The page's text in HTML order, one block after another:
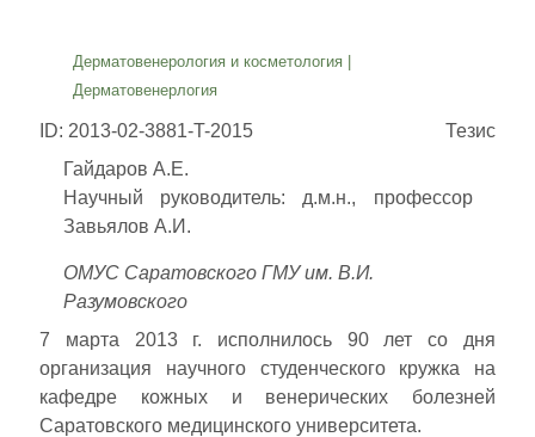
Дерматовенерология и косметология
Дерматовенерлогия
ID: 2013-02-3881-T-2015
Тезис
Гайдаров А.Е.
Научный руководитель: д.м.н., профессор
Завьялов А.И.
ОМУС Саратовского ГМУ им. В.И.
Разумовского
7 марта 2013 г. исполнилось 90 лет со дня
организация научного студенческого кружка на
кафедре кожных и венерических болезней
Саратовского медицинского университета.